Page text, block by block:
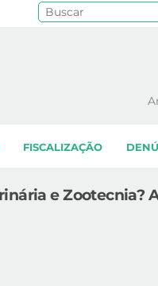
FISCALIZAÇÃO
e Zootecnia?